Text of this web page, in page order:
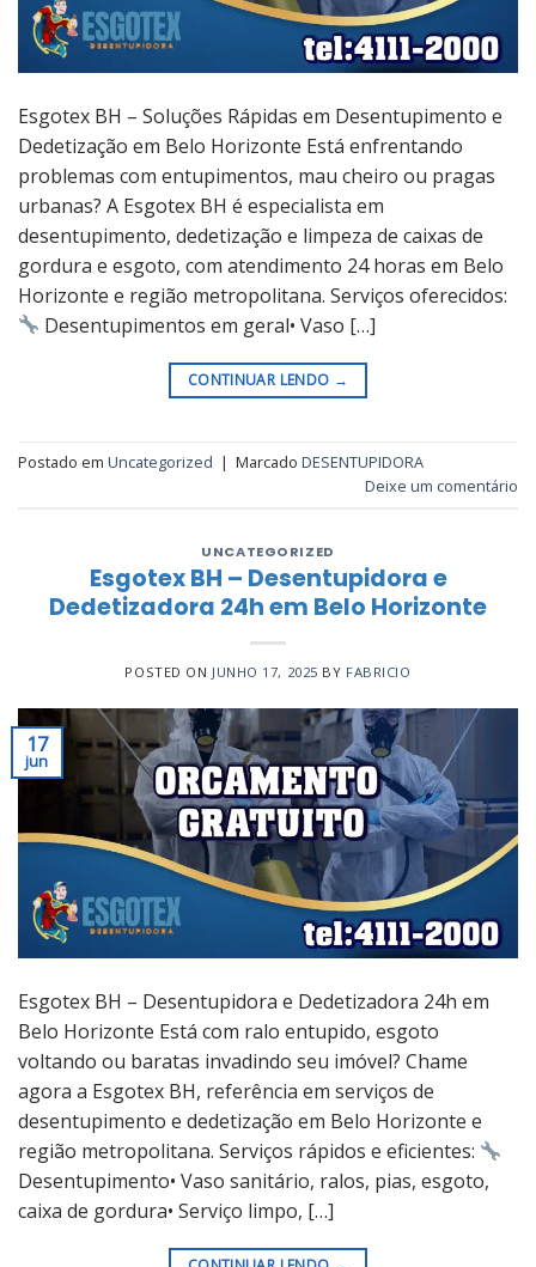
Esgotex BH – Soluções Rápidas em Desentupimento e
Dedetização em Belo Horizonte Está enfrentando
problemas com entupimentos, mau cheiro ou pragas
urbanas? A Esgotex BH é especialista em
desentupimento, dedetização e limpeza de caixas de
gordura e esgoto, com atendimento 24 horas em Belo
Horizonte e região metropolitana. Serviços oferecidos:
Desentupimentos em geral• Vaso […]
CONTINUAR LENDO →
Postado em Uncategorized | Marcado DESENTUPIDORA
Deixe um comentário
UNCATEGORIZED
Esgotex BH – Desentupidora e
Dedetizadora 24h em Belo Horizonte
POSTED ON JUNHO 17, 2025 BY FABRICIO
17
jun
Esgotex BH – Desentupidora e Dedetizadora 24h em
Belo Horizonte Está com ralo entupido, esgoto
voltando ou baratas invadindo seu imóvel? Chame
agora a Esgotex BH, referência em serviços de
desentupimento e dedetização em Belo Horizonte e
região metropolitana. Serviços rápidos e eficientes:
Desentupimento• Vaso sanitário, ralos, pias, esgoto,
caixa de gordura• Serviço limpo, […]